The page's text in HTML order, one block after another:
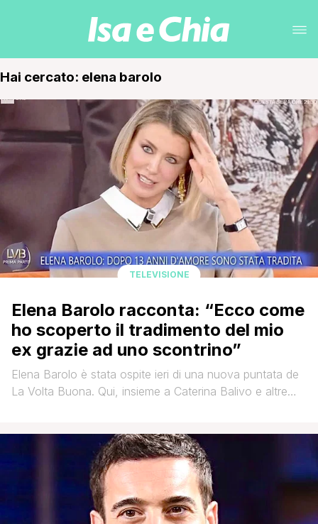
Hai cercato: elena barolo
TELEVISIONE
Elena Barolo racconta: “Ecco come
ho scoperto il tradimento del mio
ex grazie ad uno scontrino”
Elena Barolo è stata ospite ieri di una nuova puntata de
La Volta Buona. Qui, insieme a Caterina Balivo e altre
Martorana non si è mai più esposta pubblicamente sulla
sua vita privata. Solo ieri, in occasione della tematica [']